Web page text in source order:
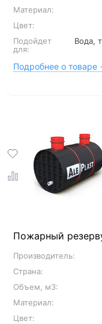
Материал:
Цвет:
Подойдет
для:
Вода,
Подробнее о товаре
Пожарный
Производитель:
Страна:
Объем, м3:
Материал:
Цвет: